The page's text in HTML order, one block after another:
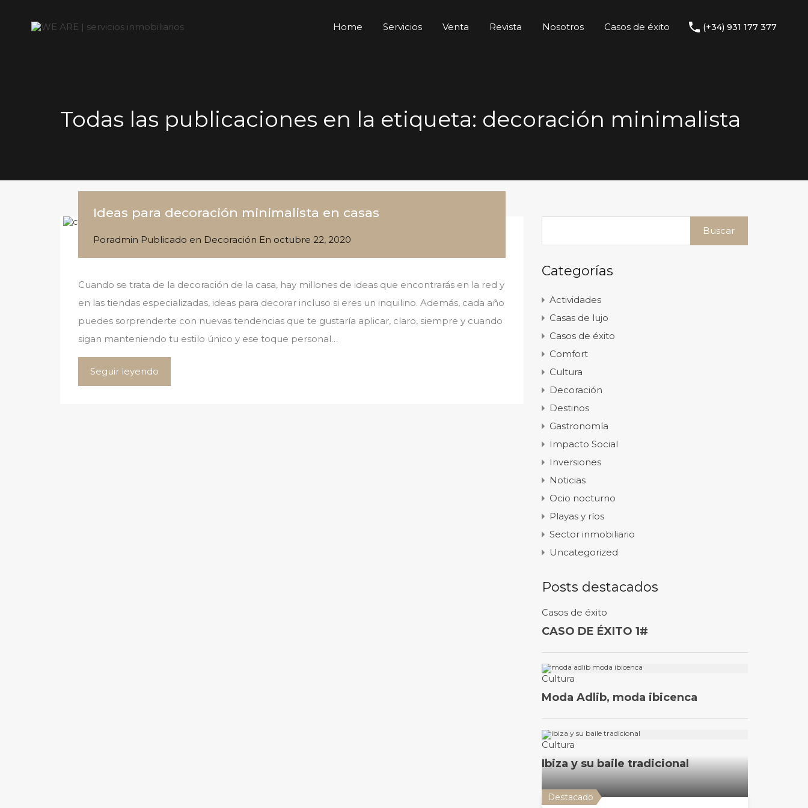
Home Servicios Venta Revista Nosotros Casos de éxito (+34) 931 177 377
Todas las publicaciones en la etiqueta: decoración minimalista
Ideas para decoración minimalista en casas
Poradmin Publicado en Decoración En octubre 22, 2020
Cuando se trata de la decoración de la casa, hay millones de ideas que encontrarás en la red y
en las tiendas especializadas, ideas para decorar incluso si eres un inquilino. Además, cada año
puedes sorprenderte con nuevas tendencias que te gustaría aplicar, claro, siempre y cuando
sigan manteniendo tu estilo único y ese toque personal…
Seguir leyendo
Buscar:
Categorías
Actividades
Casas de lujo
Casos de éxito
Comfort
Cultura
Decoración
Destinos
Gastronomía
Impacto Social
Inversiones
Noticias
Ocio nocturno
Playas y ríos
Sector inmobiliario
Uncategorized
Posts destacados
Destacado